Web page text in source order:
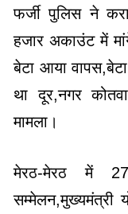
फर्जी पुलिस ने
हजार अकाउंट में
बेटा आया
था दूर,नगर
मामला।
मेरठ-मेरठ में
सम्मेलन,मुख्यमंत्री